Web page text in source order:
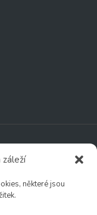
záleží
některé jsou